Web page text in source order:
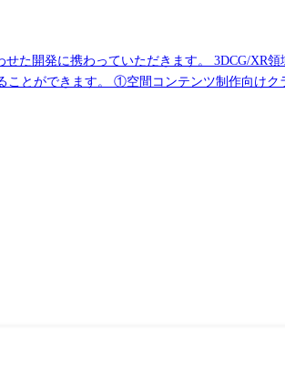
た開発に携わっていただきます。 3DCG/XR
ことができます。 ①空間コンテンツ制作向け